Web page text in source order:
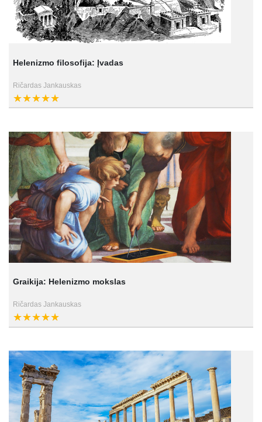
Helenizmo filosofija: Įvadas
Ričardas Jankauskas
Graikija: Helenizmo mokslas
Ričardas Jankauskas